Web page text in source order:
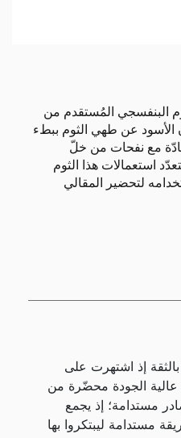
البنفسجي المُستقدم من
الأسود عن طهي الثوم ببطء
مع نفحات من خلّ
استعمالات هذا الثوم
لتحضير المقالي
إذ اشتهرت على
الجودة محضّرة من
مستدامة؛ إذ يجمع
مستدامة ليبتكروا بها